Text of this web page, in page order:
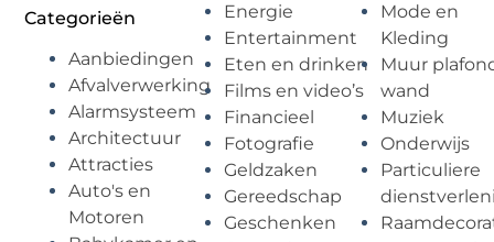
Categorieën
Aanbiedingen
Afvalverwerking
Alarmsysteem
Architectuur
Attracties
Auto's en
Motoren
Energie
Entertainment
Eten en drinken
Films en video’s
Financieel
Fotografie
Geldzaken
Gereedschap
Geschenken
Mode en
Kleding
Muur
wand
Muziek
Onderwijs
Particuliere